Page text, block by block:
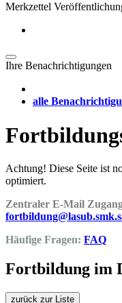
Merkzettel
Ihre Benachrichtigungen
alle
Achtung! Diese Seite ist
optimiert.
Zentraler E-Mail
Häufige Fragen: FAQ
Fortbildung im
zurück zur Liste